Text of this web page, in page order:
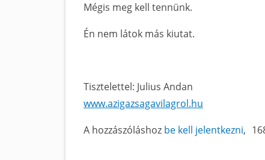
Mégis meg kell tennünk.
Én nem látok más kiutat.
Tisztelettel: Julius Andan
www.azigazsagavilagrol.hu
A hozzászóláshoz be kell jelentkezni